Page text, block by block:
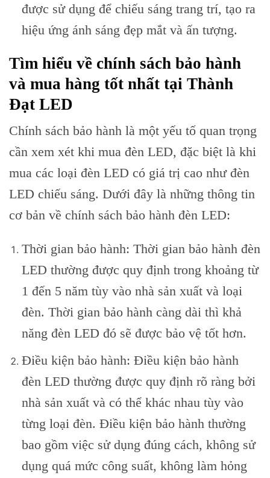
được sử dụng để chiếu sáng trang trí, tạo ra
hiệu ứng ánh sáng đẹp mắt và ấn tượng.
Tìm hiểu về chính sách bảo hành
và mua hàng tốt nhất tại Thành
Đạt LED
Chính sách bảo hành là một yếu tố quan trọng
cần xem xét khi mua đèn LED, đặc biệt là khi
mua các loại đèn LED có giá trị cao như đèn
LED chiếu sáng. Dưới đây là những thông tin
cơ bản về chính sách bảo hành đèn LED:
Thời gian bảo hành: Thời gian bảo hành đèn
LED thường được quy định trong khoảng từ
1 đến 5 năm tùy vào nhà sản xuất và loại
đèn. Thời gian bảo hành càng dài thì khả
năng đèn LED đó sẽ được bảo vệ tốt hơn.
Điều kiện bảo hành: Điều kiện bảo hành
đèn LED thường được quy định rõ ràng bởi
nhà sản xuất và có thể khác nhau tùy vào
từng loại đèn. Điều kiện bảo hành thường
bao gồm việc sử dụng đúng cách, không sử
dụng quá mức công suất, không làm hỏng